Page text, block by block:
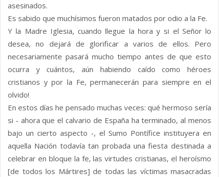
asesinados.
Es sabido que muchísimos fueron matados por odio a la Fe.
Y la Madre Iglesia, cuando llegue la hora y si el Señor lo
desea, no dejará de glorificar a varios de ellos. Pero
necesariamente pasará mucho tiempo antes de que esto
ocurra y cuántos, aún habiendo caído como héroes
cristianos y por la Fe, permanecerán para siempre en el
olvido!
En estos días he pensado muchas veces: qué hermoso sería
si - ahora que el calvario de España ha terminado, al menos
bajo un cierto aspecto -, el Sumo Pontífice instituyera en
aquella Nación todavía tan probada una fiesta destinada a
celebrar en bloque la fe, las virtudes cristianas, el heroísmo
[de todos los Mártires] de todas las víctimas masacradas